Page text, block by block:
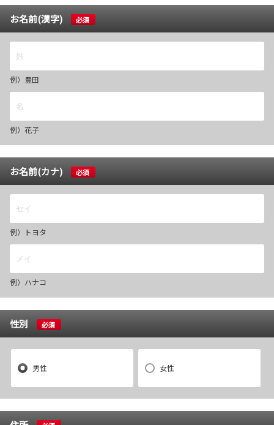
お名前(漢字) 必須
例）豊田
例）花子
お名前(カナ) 必須
例）トヨタ
例）ハナコ
性別 必須
男性 女性